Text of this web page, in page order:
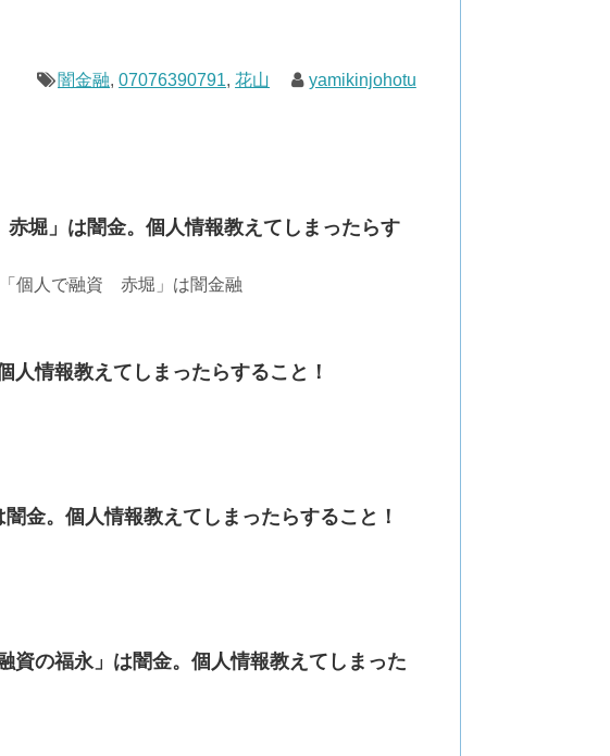
闇金融,07076390791,花山 yamikinjohotu
堀」は闇金。個人情報教えてしまったらす
個人で融資 赤堀」は闇金融
人情報教えてしまったらすること！
金。個人情報教えてしまったらすること！
資の福永」は闇金。個人情報教えてしまった